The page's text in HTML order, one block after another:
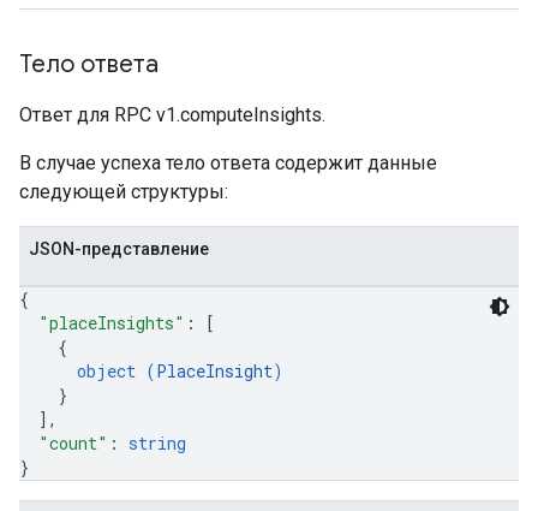
Тело ответа
Ответ для RPC v1.computeInsights.
В случае успеха тело ответа содержит данные
следующей структуры:
JSON-представление
{
"placeInsights" :
[
{
object (PlaceInsight)
}
] ,
"count" : string
}